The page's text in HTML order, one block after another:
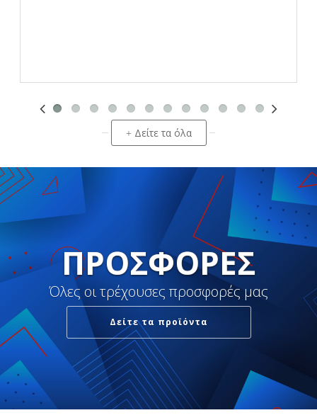
+ Δείτε τα όλα
ΠΡΟΣΦΟΡΈΣ
Όλες οι τρέχουσες προσφορές μας
Δείτε τα προϊόντα